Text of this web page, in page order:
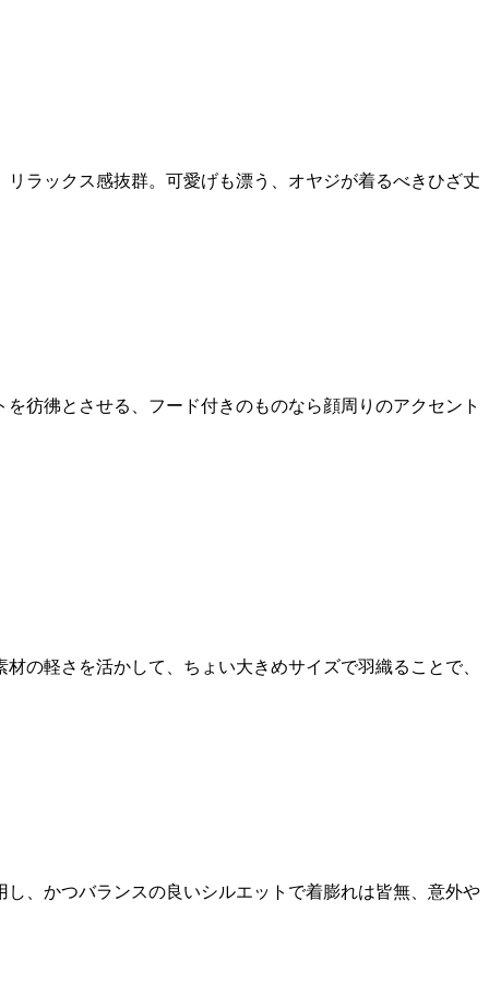
ラックス感抜群。可愛げも漂う、オヤジが着るべきひざ丈
彷彿とさせる、フード付きのものなら顔周りのアクセント
の軽さを活かして、ちょい大きめサイズで羽織ることで、
、かつバランスの良いシルエットで着膨れは皆無、意外や